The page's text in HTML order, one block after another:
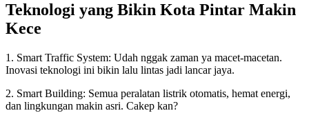
Teknologi yang Bikin Kota Pintar Makin
Kece
1. Smart Traffic System: Udah nggak zaman ya macet-macetan.
Inovasi teknologi ini bikin lalu lintas jadi lancar jaya.
2. Smart Building: Semua peralatan listrik otomatis, hemat energi,
dan lingkungan makin asri. Cakep kan?